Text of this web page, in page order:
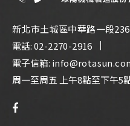
新北市土城區中華路一段
電話:02-2270-2916
電子信箱:
周一至周五 上午8點至下午5